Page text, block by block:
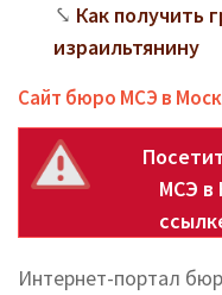
Как получить
израильтянину
Сайт бюро МСЭ в
МСЭ в
Интернет-портал